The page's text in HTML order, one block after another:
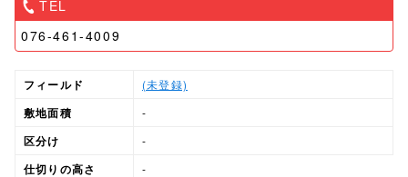
TEL
076-461-4009
フィールド (未登録)
敷地面積 -
区分け -
仕切りの高さ -